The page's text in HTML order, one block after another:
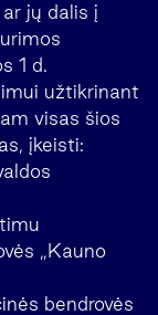
jų dalis į
1 d.
užtikrinant
visas šios
įkeisti:
„Kauno
bendrovės